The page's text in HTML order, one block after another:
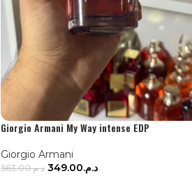
Giorgio Armani My Way intense EDP
Giorgio Armani
د.م.563.00 د.م.349.00